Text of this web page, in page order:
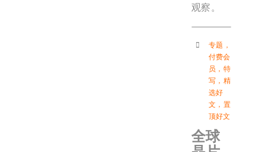
观察。
专题 ，
付费会
员 ， 特
写 ， 精
选好
文 ， 置
顶好文
全球